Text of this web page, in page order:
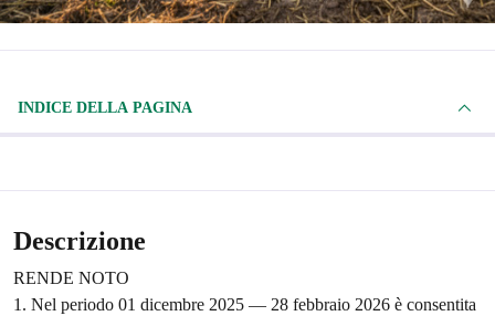
INDICE DELLA PAGINA
Descrizione
RENDE NOTO
1. Nel periodo 01 dicembre 2025 — 28 febbraio 2026 è consentita